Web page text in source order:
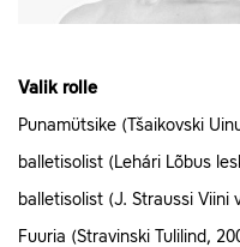
Valik rolle
Punamütsike (Tšaikovski
balletisolist (Lehári Lõbus
balletisolist (J. Straussi Viini
Fuuria (Stravinski Tulilind,